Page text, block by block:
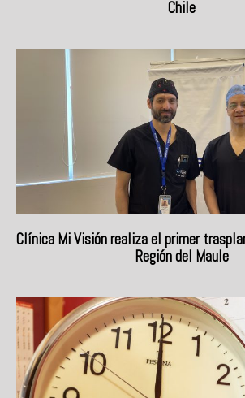
Chile
Clínica Mi Visión realiza el primer
Región del Maule